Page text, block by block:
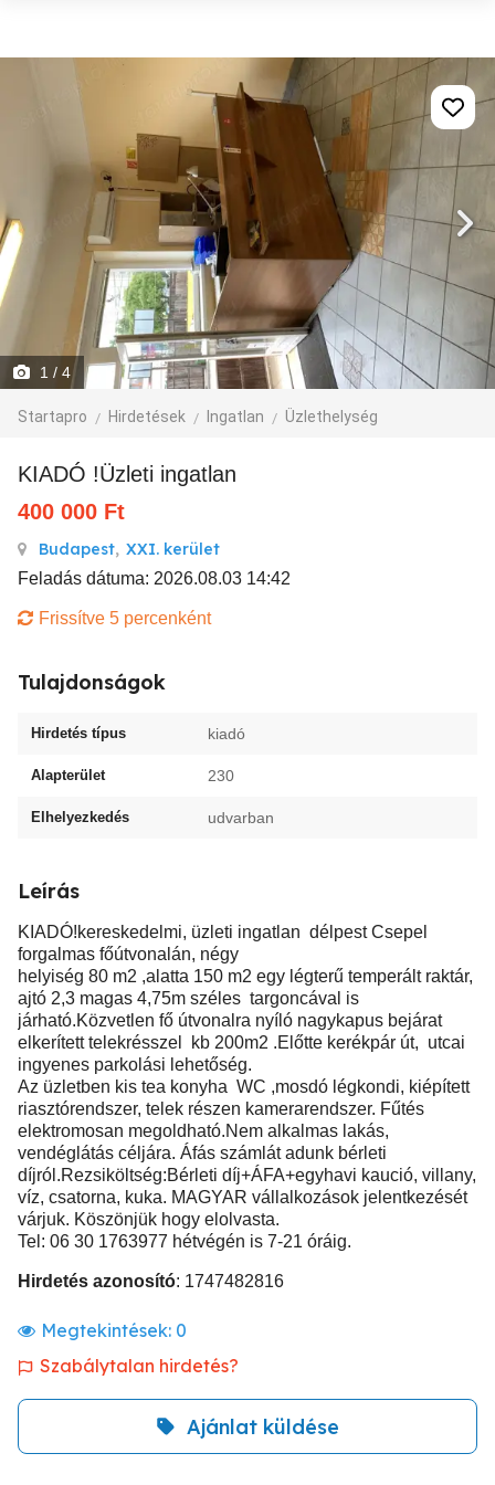
1 / 4
Startapro Hirdetések Ingatlan Üzlethelység
KIADÓ !Üzleti ingatlan
400 000 Ft
Budapest, XXI. kerület
Feladás dátuma: 2026.08.03 14:42
Frissítve 5 percenként
Tulajdonságok
Hirdetés típus kiadó
Alapterület 230
Elhelyezkedés udvarban
Leírás
KIADÓ!kereskedelmi, üzleti ingatlan délpest Csepel
forgalmas főútvonalán, négy
helyiség 80 m2 ,alatta 150 m2 egy légterű temperált raktár,
ajtó 2,3 magas 4,75m széles targoncával is
járható.Közvetlen fő útvonalra nyíló nagykapus bejárat
elkerített telekrésszel kb 200m2 .Előtte kerékpár út, utcai
ingyenes parkolási lehetőség.
Az üzletben kis tea konyha WC ,mosdó légkondi, kiépített
riasztórendszer, telek részen kamerarendszer. Fűtés
elektromosan megoldható.Nem alkalmas lakás,
vendéglátás céljára. Áfás számlát adunk bérleti
díjról.Rezsiköltség:Bérleti díj+ÁFA+egyhavi kaució, villany,
víz, csatorna, kuka. MAGYAR vállalkozások jelentkezését
várjuk. Köszönjük hogy elolvasta.
Tel: 06 30 1763977 hétvégén is 7-21 óráig.
Hirdetés azonosító: 1747482816
Megtekintések: 0
Szabálytalan hirdetés?
Ajánlat küldése